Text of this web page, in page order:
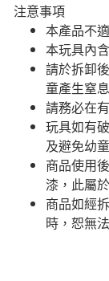
注意事項
本產品不
本玩具內
請於拆卸
童產生窒
請務必在
玩具如有
及避免幼
商品使用
漆，此屬
商品如經
時，恕無